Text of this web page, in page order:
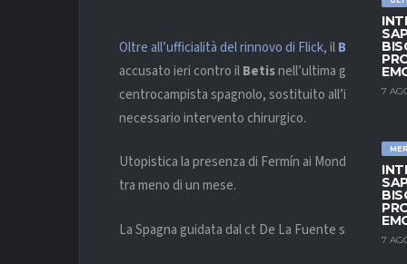
7
7
Oltre all’ufficialità del rinnovo di Flick, ilBarcellona
accusato ieri contro ilBetisnell’ultima gara
centrocampista spagnolo, sostituito all’intervallo,
necessario intervento chirurgico.
Utopistica la presenza di Fermín ai Mondiali
tra meno di un mese.
La Spagna guidata dal ct De La Fuente si trova